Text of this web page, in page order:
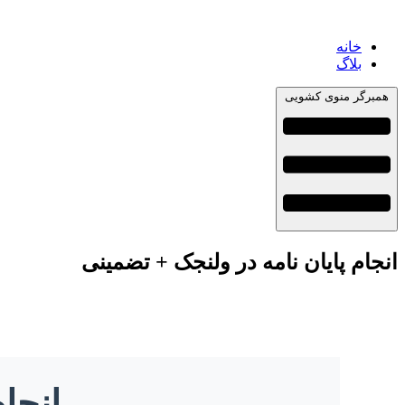
خانه
بلاگ
همبرگر منوی کشویی
انجام پایان نامه در ولنجک + تضمینی